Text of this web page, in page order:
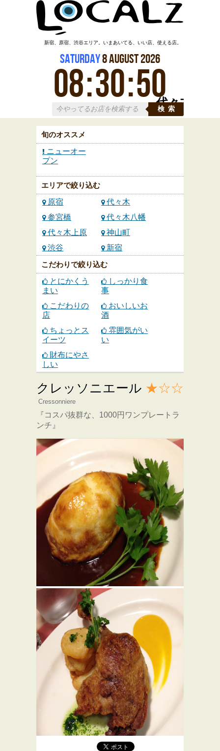
代々木
新宿、原宿、渋谷エリア。いまあいてる、いい店、使える店。
Saturday8August2026
08:30:50
検索
旬のオススメ
ニューオー
プン
エリアで絞り込む
原宿
代々木
参宮橋
代々木八幡
代々木上原
神山町
渋谷
新宿
こだわりで絞り込む
とにかくう
まい
しっかり食
事
こだわりの
店
おいしいお
酒
ちょっとス
イーツ
雰囲気がい
い
財布にやさ
しい
クレッソニエール ★☆☆
Cressonniere
『コスパ抜群な、1000円ワンプレートラ
ンチ』